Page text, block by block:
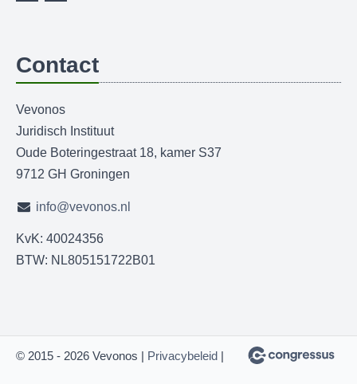
Contact
Vevonos
Juridisch Instituut
Oude Boteringestraat 18, kamer S37
9712 GH Groningen
info@vevonos.nl
KvK: 40024356
BTW: NL805151722B01
© 2015 - 2026 Vevonos | Privacybeleid |